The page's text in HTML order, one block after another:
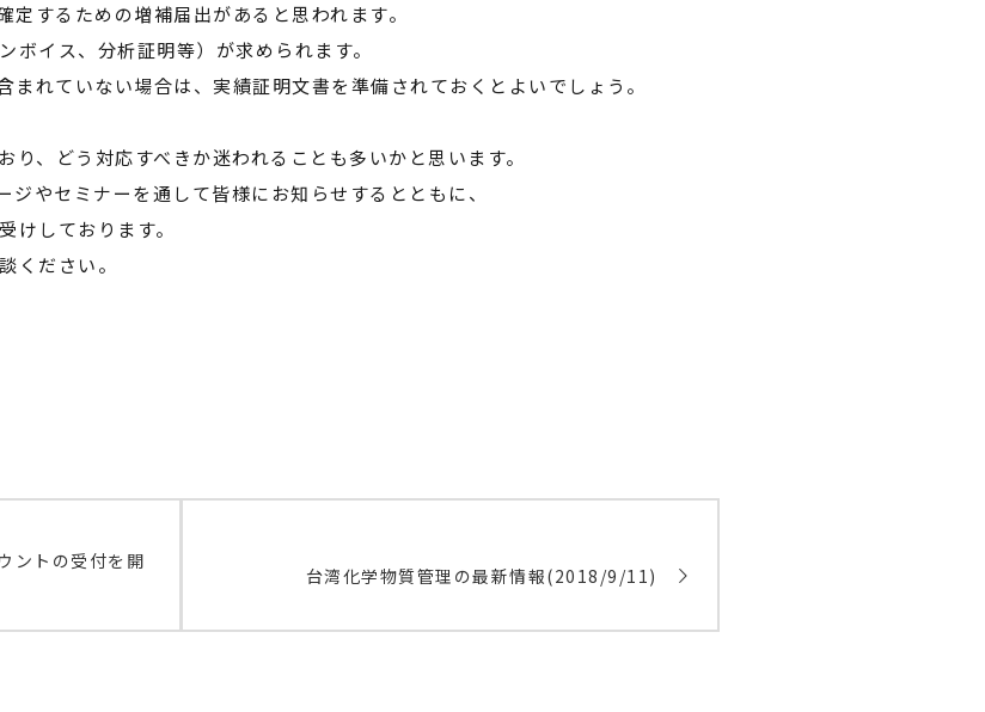
するための増補届出があると思われます。
イス、分析証明等）が求められます。
れていない場合は、実績証明文書を準備されておくとよいでしょう。
、どう対応すべきか迷われることも多いかと思います。
やセミナーを通して皆様にお知らせするとともに、
けしております。
ください。
ントの受付を開
台湾化学物質管理の最新情報(2018/9/11)